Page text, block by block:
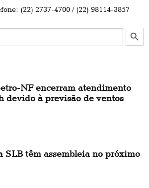
(22) 2737-4700 / (22) 98114-3857
Search Button
NF encerram atendimento
devido à previsão de ventos
SLB têm assembleia no próximo